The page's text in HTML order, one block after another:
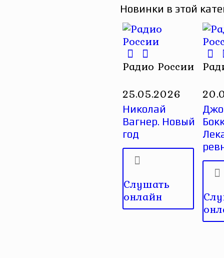
Новинки в этой
Радио России
25.05.2026
Николай
Вагнер. Новый
год
Слушать
онлайн